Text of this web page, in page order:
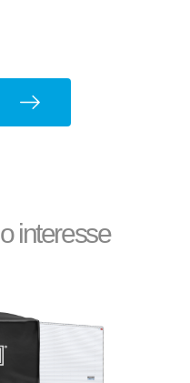
Balancim
Aruela Dentada
interesse